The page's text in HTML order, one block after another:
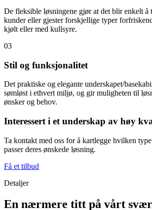
De fleksible løsningene gjør at det blir enkelt å
kunder eller gjester forskjellige typer
kjølt eller med kullsyre.
03
Stil og funksjonalitet
Det praktiske og elegante underskapet/
sømløst i ethvert miljø, og gir muligheten til
ønsker og behov.
Interessert i et underskap av høy
Ta kontakt med oss for å kartlegge hvilken
passer deres ønskede løsning.
Få et tilbud
Detaljer
En nærmere titt på vårt